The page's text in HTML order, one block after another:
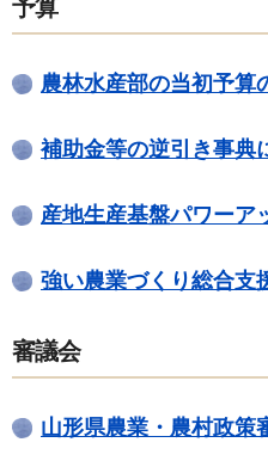
予算
農林水産部の当初予算
補助金等の逆引き事典
産地生産基盤パワーア
強い農業づくり総合支
審議会
山形県農業・農村政策